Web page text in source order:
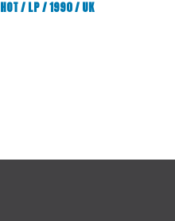
/ LP / 1990 / UK